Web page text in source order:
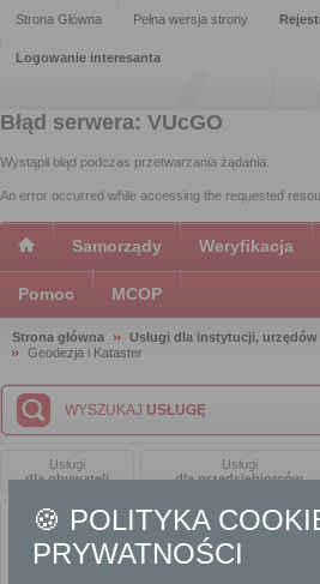
Strona Główna Pełna wersja strony
Logowanie interesanta
Błąd serwera: VUcGO
Wystąpił błąd podczas przetwarzania żądania.
An error occurred while accessing the requested
Samorządy Weryfikacja
Pomoc MCOP
Strona główna Usługi dla instytucji, urzędów
Geodezja i Kataster
WYSZUKAJ USŁUGĘ
Usługi
dla obywateli
Usługi
dla przedsiębiorców
EWIDENCJA GRUNTÓW I
🍪 POLITYKA
PRYWATNOŚCI